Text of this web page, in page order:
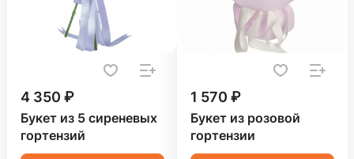
4 350 ₽
Букет из 5 сиреневых
гортензий
1 570 ₽
Букет из розовой
гортензии